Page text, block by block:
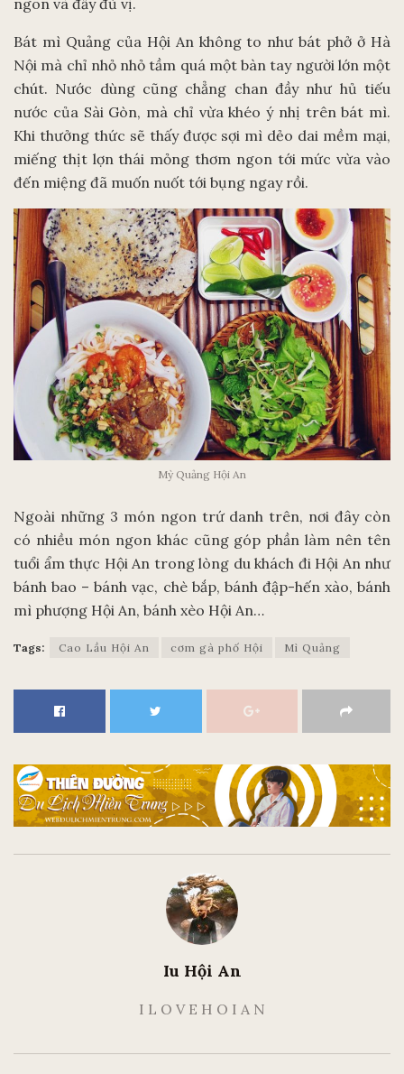
Bát mì Quảng của Hội An không to như bát phở ở Hà
Nội mà chỉ nhỏ nhỏ tầm quá một bàn tay người lớn một
chút. Nước dùng cũng chẳng chan đầy như hủ tiếu
nước của Sài Gòn, mà chỉ vừa khéo ý nhị trên bát mì.
Khi thưởng thức sẽ thấy được sợi mì dẻo dai mềm mại,
miếng thịt lợn thái mỏng thơm ngon tới mức vừa vào
đến miệng đã muốn nuốt tới bụng ngay rồi.
Mỳ Quảng Hội An
Ngoài những 3 món ngon trứ danh trên, nơi đây còn
có nhiều món ngon khác cũng góp phần làm nên tên
tuổi ẩm thực Hội An trong lòng du khách đi Hội An như
bánh bao – bánh vạc, chè bắp, bánh đập-hến xào, bánh
mì phượng Hội An, bánh xèo Hội An…
Tags: Cao Lầu Hội An cơm gà phố Hội Mì Quảng
Iu Hội An
I L O V E H O I A N